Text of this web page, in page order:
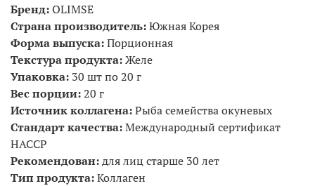
Бренд:OLIMSE
Cтрана производитель:Южная Корея
Форма выпуска:Порционная
Текстура продукта:Желе
Упаковка: 30 шт по 20 г
Вес порции:20 г
Источник коллагена:Рыба семейства окуневых
Cтандарт качества:Международный сертификат
HACCP
Рекомендован:для лиц старше 30 лет
Тип продукта:Коллаген